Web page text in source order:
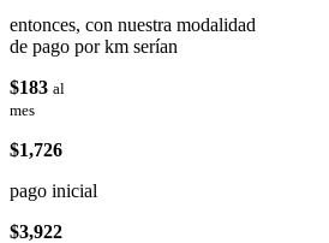
entonces, con nuestra modalidad
de pago por km serían
$183 al
mes
$1,726
pago inicial
$3,922